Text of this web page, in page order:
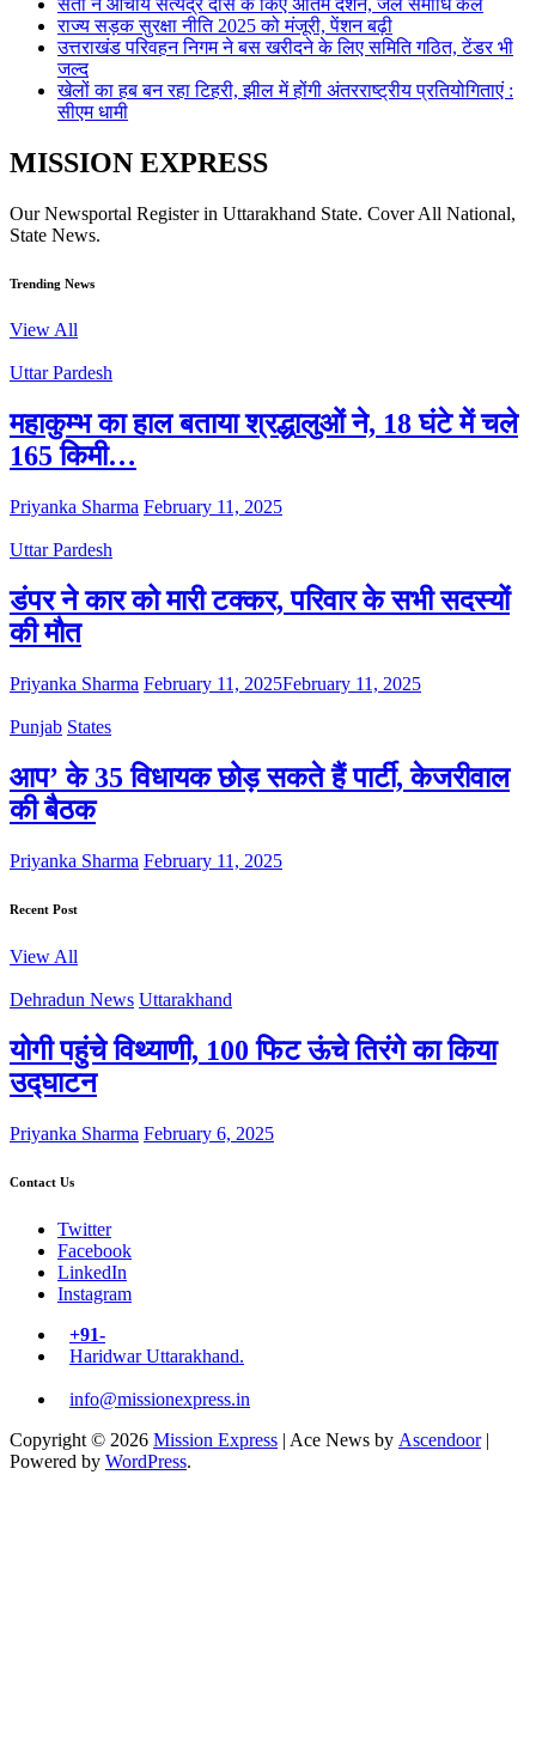
राज्य सड़क सुरक्षा नीति 2025 को मंजूरी, पेंशन बढ़ी
उत्तराखंड परिवहन निगम ने बस खरीदने के लिए समिति गठित, टेंडर भी
जल्द
खेलों का हब बन रहा टिहरी, झील में होंगी अंतरराष्ट्रीय प्रतियोगिताएं :
सीएम धामी
MISSION EXPRESS
Our Newsportal Register in Uttarakhand State. Cover All National,
State News.
Trending News
View All
Uttar Pardesh
महाकुम्भ का हाल बताया श्रद्धालुओं ने, 18 घंटे में चले
165 किमी…
Priyanka Sharma February 11, 2025
Uttar Pardesh
डंपर ने कार को मारी टक्कर, परिवार के सभी सदस्यों
की मौत
Priyanka Sharma February 11, 2025February 11, 2025
Punjab States
आप’ के 35 विधायक छोड़ सकते हैं पार्टी, केजरीवाल
की बैठक
Priyanka Sharma February 11, 2025
Recent Post
View All
Dehradun News Uttarakhand
योगी पहुंचे विथ्याणी, 100 फिट ऊंचे तिरंगे का किया
उद्घाटन
Priyanka Sharma February 6, 2025
Contact Us
Twitter
Facebook
LinkedIn
Instagram
+91-
Haridwar Uttarakhand.
info@missionexpress.in
Copyright © 2026 Mission Express | Ace News by Ascendoor|
Powered by WordPress.